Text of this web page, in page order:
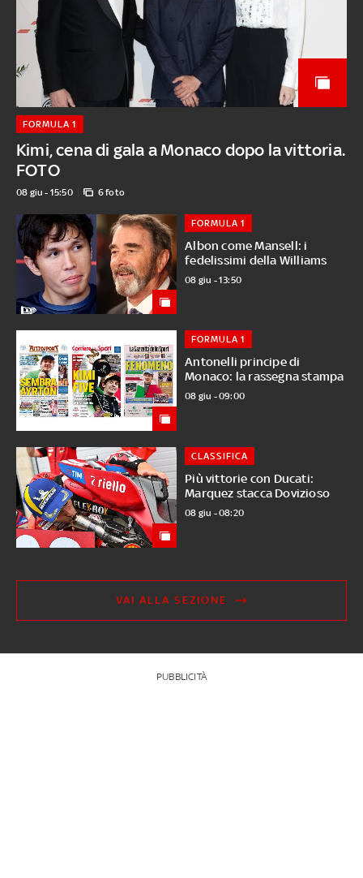
Kimi, cena di gala a Monaco dopo la vittoria.
FOTO
FORMULA 1
08 giu - 15:50 6 foto
Albon come Mansell: i
fedelissimi della Williams
FORMULA 1
08 giu - 13:50
Antonelli principe di
Monaco: la rassegna stampa
FORMULA 1
08 giu - 09:00
Più vittorie con Ducati:
Marquez stacca Dovizioso
CLASSIFICA
08 giu - 08:20
VAI ALLA SEZIONE
PUBBLICITÀ